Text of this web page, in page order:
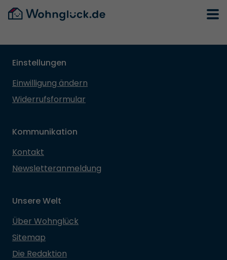
Einstellungen
Einwilligung ändern
Widerrufsformular
Kommunikation
Kontakt
Newsletteranmeldung
Unsere Welt
Über Wohnglück
Sitemap
Die Redaktion